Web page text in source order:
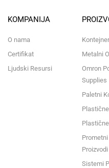
KOMPANIJA
O nama
Certifikat
Ljudski Resursi
Metalni
Omron
Supplies
Paletni
Proizvodi
Sistemi